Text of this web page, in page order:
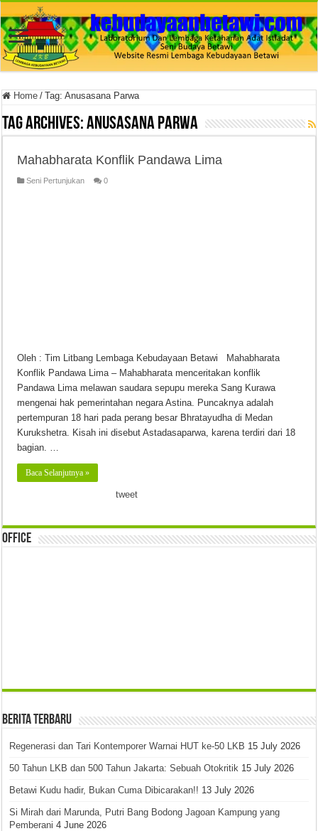
Home / Tag:Anusasana Parwa
Tag Archives:Anusasana Parwa
Mahabharata Konflik Pandawa Lima
Seni Pertunjukan 0
Oleh : Tim Litbang Lembaga Kebudayaan Betawi Mahabharata
Konflik Pandawa Lima – Mahabharata menceritakan konflik
Pandawa Lima melawan saudara sepupu mereka Sang Kurawa
mengenai hak pemerintahan negara Astina. Puncaknya adalah
pertempuran 18 hari pada perang besar Bhratayudha di Medan
Kurukshetra. Kisah ini disebut Astadasaparwa, karena terdiri dari 18
bagian. …
Baca Selanjutnya »
tweet
Office
Berita Terbaru
Regenerasi dan Tari Kontemporer Warnai HUT ke-50 LKB 15 July 2026
50 Tahun LKB dan 500 Tahun Jakarta: Sebuah Otokritik 15 July 2026
Betawi Kudu hadir, Bukan Cuma Dibicarakan!! 13 July 2026
Si Mirah dari Marunda, Putri Bang Bodong Jagoan Kampung yang
Pemberani 4 June 2026